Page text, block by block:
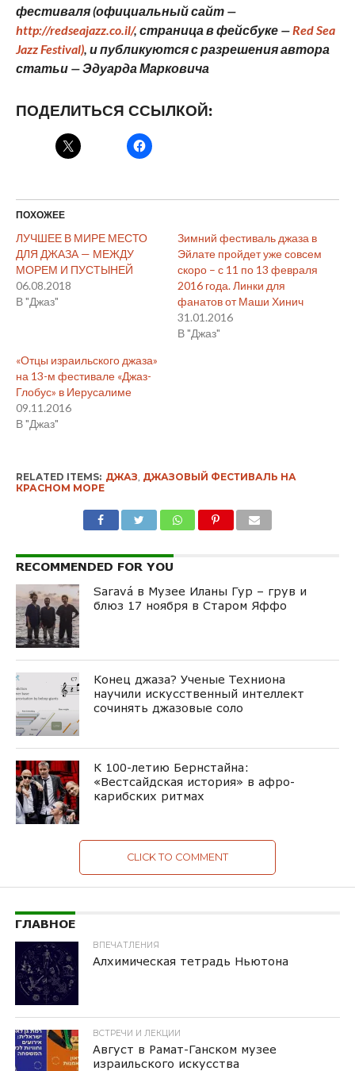
фестиваля (официальный сайт —
http://redseajazz.co.il/, страница в фейсбуке —Red Sea
Jazz Festival), и публикуются с разрешения автора
статьи — Эдуарда Марковича
ПОДЕЛИТЬСЯ ССЫЛКОЙ:
ПОХОЖЕЕ
ЛУЧШЕЕ В МИРЕ МЕСТО
ДЛЯ ДЖАЗА — МЕЖДУ
МОРЕМ И ПУСТЫНЕЙ
06.08.2018
В "Джаз"
Зимний фестиваль джаза в
Эйлате пройдет уже совсем
скоро – с 11 по 13 февраля
2016 года. Линки для
фанатов от Маши Хинич
31.01.2016
В "Джаз"
«Отцы израильского джаза»
на 13-м фестивале «Джаз-
Глобус» в Иерусалиме
09.11.2016
В "Джаз"
RELATED ITEMS: ДЖАЗ ДЖАЗОВЫЙ ФЕСТИВАЛЬ НА
КРАСНОМ МОРЕ
RECOMMENDED FOR YOU
Saravá в Музее Иланы Гур – грув и
блюз 17 ноября в Старом Яффо
Конец джаза? Ученые Техниона
научили искусственный интеллект
сочинять джазовые соло
К 100-летию Бернстайна:
«Вестсайдская история» в афро-
карибских ритмах
CLICK TO COMMENT
ГЛАВНОЕ
ВПЕЧАТЛЕНИЯ
Алхимическая тетрадь Ньютона
ВСТРЕЧИ И ЛЕКЦИИ
Август в Рамат-Ганском музее
израильского искусства